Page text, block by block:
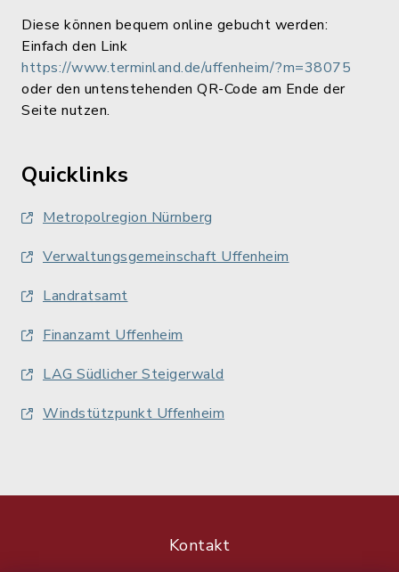
Diese können bequem online gebucht werden:
Einfach den Link
https://www.terminland.de/uffenheim/?m=38075
oder den untenstehenden QR-Code am Ende der
Seite nutzen.
Quicklinks
Metropolregion Nürnberg
Verwaltungsgemeinschaft Uffenheim
Landratsamt
Finanzamt Uffenheim
LAG Südlicher Steigerwald
Windstützpunkt Uffenheim
Kontakt